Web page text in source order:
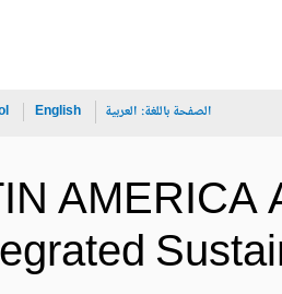
الصفحة باللغة: العربية English